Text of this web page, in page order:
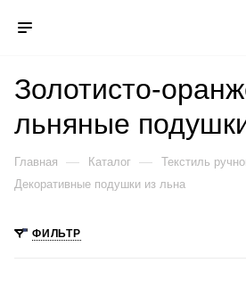
Золотисто-
льняные
Главная — Каталог — Текстиль
Декоративные подушки из льна
ФИЛЬТР